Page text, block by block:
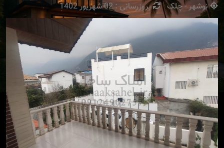
نوشهر - چلک بروزرسانی : 02 شهریور 1402